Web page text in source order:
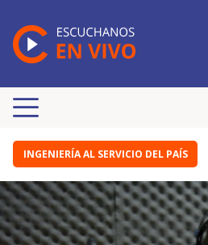
INGENIERÍA AL SERVICIO DEL PAÍS